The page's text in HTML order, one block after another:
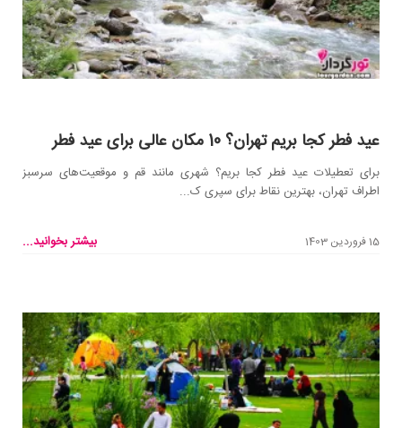
عید فطر کجا بریم تهران؟ 10 مکان عالی برای عید فطر
برای تعطیلات عید فطر کجا بریم؟ شهری مانند قم و موقعیت‌های سرسبز
اطراف تهران، بهترین نقاط برای سپری ک...
15 فروردین 1403 بیشتر بخوانید...